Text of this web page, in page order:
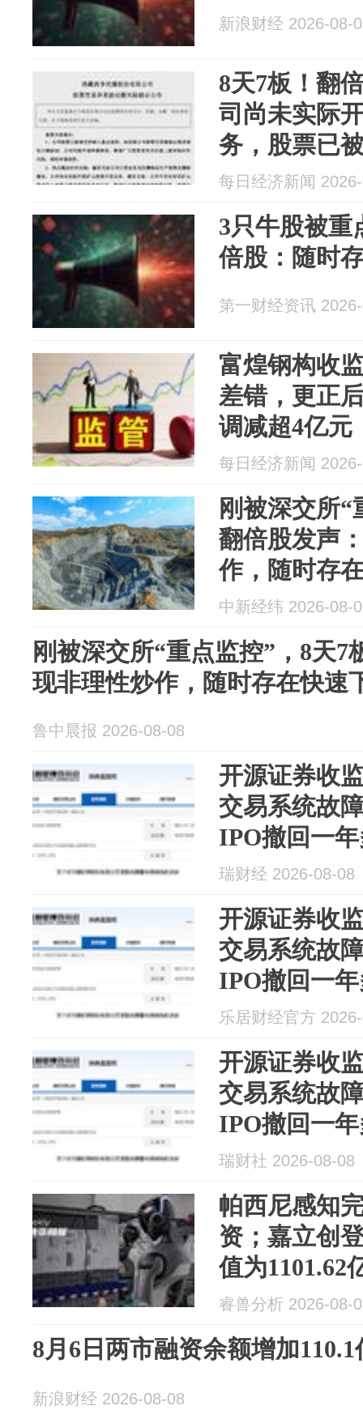
新浪财经 2026-08-
8天7板！翻
司尚未实际
务，股票已
控
每日经济新闻
3只牛股被重
倍股：随时
第一财经资讯
富煌钢构收
差错，更正
调减超4亿元
每日经济新闻
刚被深交所“
翻倍股发声
作，随时存
中新经纬 2026-08-
刚被深交所“重点监控”，8天7
现非理性炒作，随时存在快速
鲁中晨报 2026-08-08
开源证券收
交易系统故
IPO撤回一
瑞财经 2026-08-08
开源证券收
交易系统故
IPO撤回一
乐居财经官方
开源证券收
交易系统故
IPO撤回一
瑞财社 2026-08-08
帕西尼感知
资；嘉立创
值为1101.62
报
睿兽分析 2026-08-
8月6日两市融资余额增加110.1
新浪财经 2026-08-08